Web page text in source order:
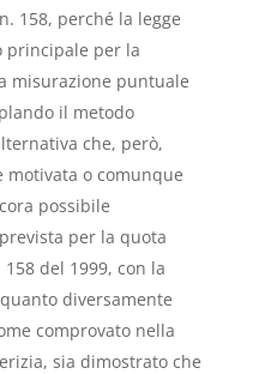
158, perché la legge
principale per la
misurazione puntuale
il metodo
che, però,
motivata o comunque
possibile
per la quota
158 del 1999, con la
diversamente
comprovato nella
sia dimostrato che